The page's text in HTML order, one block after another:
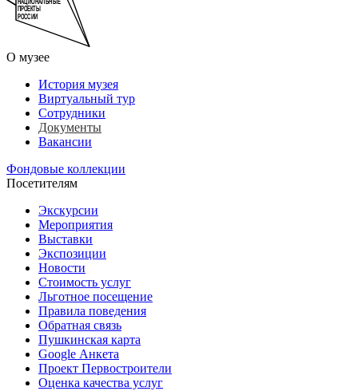
О музее
История музея
Виртуальный тур
Сотрудники
Документы
Вакансии
Фондовые коллекции
Посетителям
Экскурсии
Мероприятия
Выставки
Экспозиции
Новости
Стоимость услуг
Льготное посещение
Правила поведения
Обратная связь
Пушкинская карта
Google Анкета
Проект Первостроители
Оценка качества услуг